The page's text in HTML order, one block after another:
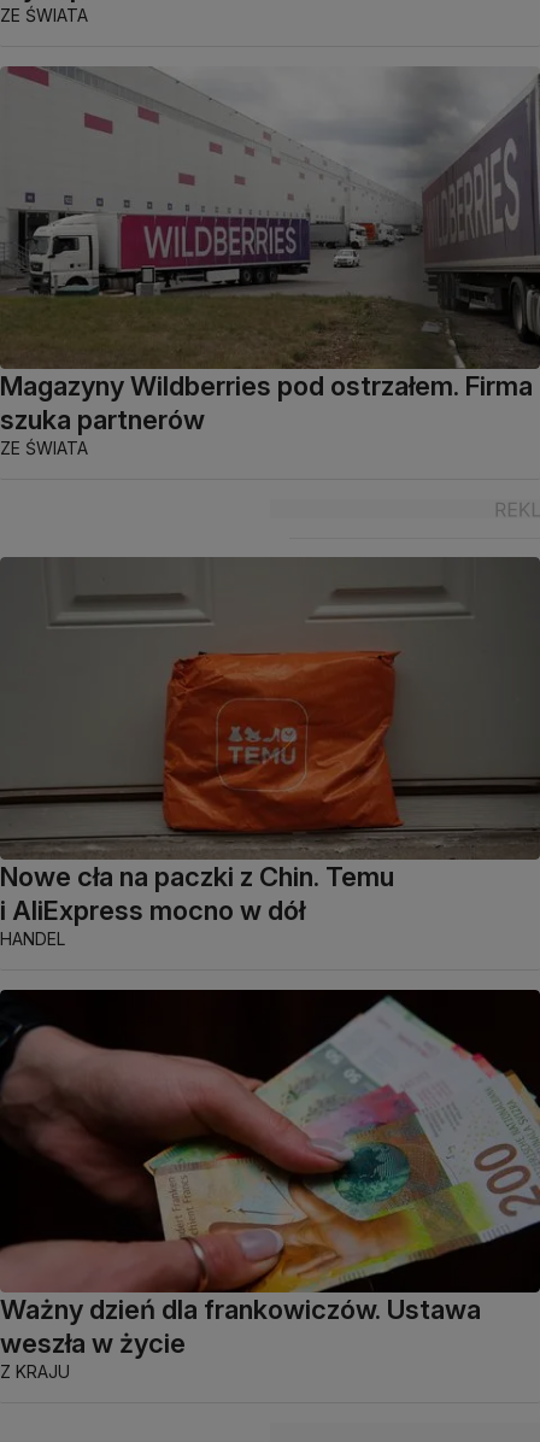
ZE ŚWIATA
Magazyny Wildberries pod ostrzałem. Firma
szuka partnerów
ZE ŚWIATA
Nowe cła na paczki z Chin. Temu
i AliExpress mocno w dół
HANDEL
Ważny dzień dla frankowiczów. Ustawa
weszła w życie
Z KRAJU